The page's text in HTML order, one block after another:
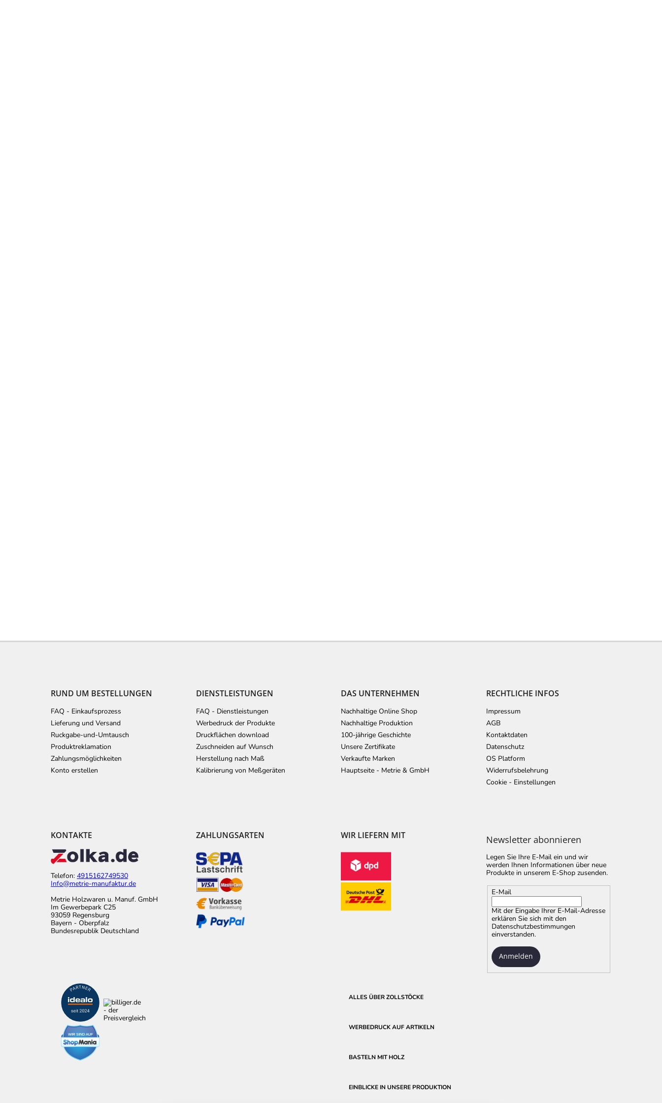
RUND UM BESTELLUNGEN
FAQ - Einkaufsprozess
Lieferung und Versand
Ruckgabe-und-Umtausch
Produktreklamation
Zahlungsmöglichkeiten
Konto erstellen
DIENSTLEISTUNGEN
FAQ - Dienstleistungen
Werbedruck der Produkte
Druckflächen download
Zuschneiden auf Wunsch
Herstellung nach Maß
Kalibrierung von Meßgeräten
DAS UNTERNEHMEN
Nachhaltige Online Shop
Nachhaltige Produktion
100-jährige Geschichte
Unsere Zertifikate
Verkaufte Marken
Hauptseite - Metrie & GmbH
RECHTLICHE INFOS
Impressum
AGB
Kontaktdaten
Datenschutz
OS Platform
Widerrufsbelehrung
Cookie - Einstellungen
KONTAKTE
Telefon: 4915162749530
Info@metrie-manufaktur.de
Metrie Holzwaren u. Manuf. GmbH
Im Gewerbepark C25
93059 Regensburg
Bayern - Oberpfalz
Bundesrepublik Deutschland
ZAHLUNGSARTEN WIR LIEFERN MIT Newsletter abonnieren
Legen Sie Ihre E-Mail ein und wir
werden Ihnen Informationen über neue
Produkte in unserem E-Shop zusenden.
E-Mail
Mit der Eingabe Ihrer E-Mail-Adresse
erklären Sie sich mitden
Datenschutzbestimmungen
einverstanden.
Anmelden
ALLES ÜBER ZOLLSTÖCKE
WERBEDRUCK AUF ARTIKELN
BASTELN MIT HOLZ
EINBLICKE IN UNSERE PRODUKTION